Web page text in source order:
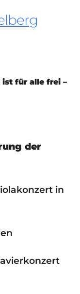
für alle frei –
der
in